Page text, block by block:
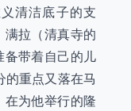
清洁底子的支
拉（清真寺的
备带着自己的儿
的重点又落在马
在为他举行的隆